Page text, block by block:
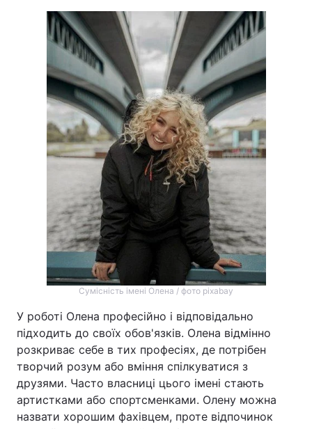
Сумісність імені Олена / фото pixabay
У роботі Олена професійно і відповідально
підходить до своїх обов'язків. Олена відмінно
розкриває себе в тих професіях, де потрібен
творчий розум або вміння спілкуватися з
друзями. Часто власниці цього імені стають
артистками або спортсменками. Олену можна
назвати хорошим фахівцем, проте відпочинок